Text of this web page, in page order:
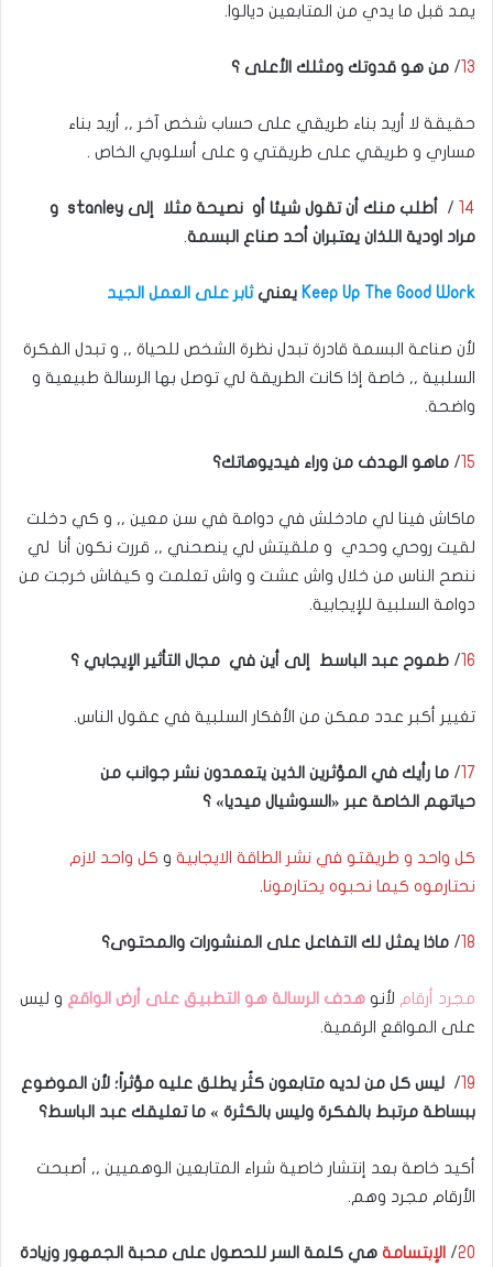
يمد قبل ما يدي من المتابعين ديالوا.
13
/ من هو قدوتك ومثلك الأعلى ؟
حقيقة لا أريد بناء طريقي على حساب شخص آخر ,, أريد بناء
مساري و طريقي على طريقتي و على أسلوبي الخاص .
14
/
أطلب منك أن تقول شيئا أو نصيحة مثلا إلى stanley و
مراد اودية اللذان يعتبران أحد صناع البسمة.
Keep Up The Good Work يعني ثابر على العمل الجيد
لأن صناعة البسمة قادرة تبدل نظرة الشخص للحياة ,, و تبدل الفكرة
السلبية ,, خاصة إذا كانت الطريقة لي توصل بها الرسالة طبيعية و
واضحة.
15
/ ماهو الهدف من وراء فيديوهاتك؟
ماكاش فينا لي مادخلش في دوامة في سن معين ,, و كي دخلت
لقيت روحي وحدي و ملقيتش لي ينصحني ,, قررت نكون أنا لي
ننصح الناس من خلال واش عشت و واش تعلمت و كيفاش خرجت من
دوامة السلبية للإيجابية.
16
/ طموح عبد الباسط إلى أين في مجال التأثير الإيجابي ؟
تغيير أكبر عدد ممكن من الأفكار السلبية في عقول الناس.
17
/ ما رأيك في المؤثرين الذين يتعمدون نشر جوانب من
حياتهم الخاصة عبر «السوشيال ميديا» ؟
كل واحد و طريقتو في نشر الطاقة الايجابية و كل واحد لازم
نحتارموه كيما نحبوه يحتارمونا.
18
/ ماذا يمثل لك التفاعل على المنشورات والمحتوى؟
مجرد أرقام لأنو هدف الرسالة هو التطبيق على أرض الواقع و ليس
على المواقع الرقمية.
19
/ ليس كل من لديه متابعون كثُر يطلق عليه مؤثراً؛ لأن الموضوع
ببساطة مرتبط بالفكرة وليس بالكثرة » ما تعليقك عبد الباسط؟
أكيد خاصة بعد إنتشار خاصية شراء المتابعين الوهميين ,, أصبحت
الأرقام مجرد وهم.
20
/ الإبتسامة هي كلمة السر للحصول على محبة الجمهور وزيادة